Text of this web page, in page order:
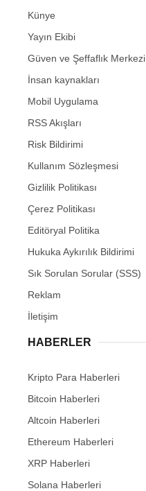
Künye
Yayın Ekibi
Güven ve Şeffaflık Merkezi
İnsan kaynakları
Mobil Uygulama
RSS Akışları
Risk Bildirimi
Kullanım Sözleşmesi
Gizlilik Politikası
Çerez Politikası
Editöryal Politika
Hukuka Aykırılık Bildirimi
Sık Sorulan Sorular (SSS)
Reklam
İletişim
HABERLER
Kripto Para Haberleri
Bitcoin Haberleri
Altcoin Haberleri
Ethereum Haberleri
XRP Haberleri
Solana Haberleri